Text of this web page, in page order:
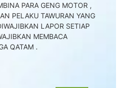
PARA GENG MOTOR ,
PELAKU TAWURAN YANG
LAPOR SETIAP
MEMBACA
QATAM .